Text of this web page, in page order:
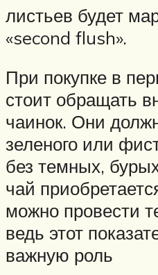
листьев будет
«second flush».
При покупке в
стоит обращать
чаинок. Они
зеленого или
без темных,
чай
можно провести
ведь этот
важную роль